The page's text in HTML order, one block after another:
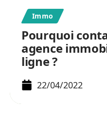
Immo
Pourquoi
agence
ligne ?
22/04/2022